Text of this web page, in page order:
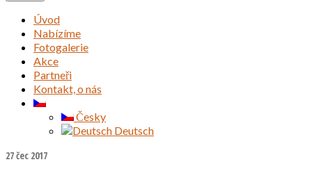
Úvod
Nabízíme
Fotogalerie
Akce
Partneři
Kontakt, o nás
Česky
Deutsch
27čec 2017